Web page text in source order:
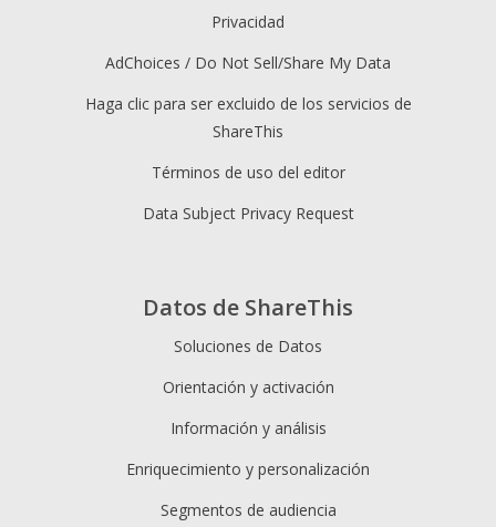
Datos de ShareThis
Soluciones de Datos
Orientación y activación
Información y análisis
Enriquecimiento y personalización
Segmentos de audiencia
Privacidad
AdChoices / Do Not Sell/Share My Data
Haga clic para ser excluido de los servicios de
ShareThis
Términos de uso del editor
Data Subject Privacy Request